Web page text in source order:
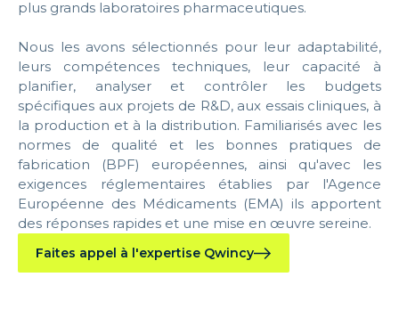
plus grands laboratoires pharmaceutiques.
Nous les avons sélectionnés pour leur adaptabilité,
leurs compétences techniques, leur capacité à
planifier, analyser et contrôler les budgets
spécifiques aux projets de R&D, aux essais cliniques, à
la production et à la distribution. Familiarisés avec les
normes de qualité et les bonnes pratiques de
fabrication (BPF) européennes, ainsi qu'avec les
exigences réglementaires établies par l'Agence
Européenne des Médicaments (EMA) ils apportent
des réponses rapides et une mise en œuvre sereine.
Faites appel à l'expertise Qwincy